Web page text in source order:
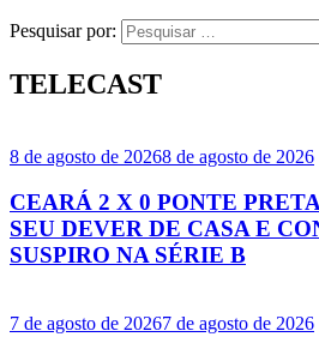
Pesquisar por:
TELECAST
8 de agosto de 20268 de agosto de 2026
CEARÁ 2 X 0 PONTE
SEU DEVER DE CASA E
SUSPIRO NA SÉRIE B
7 de agosto de 20267 de agosto de 2026